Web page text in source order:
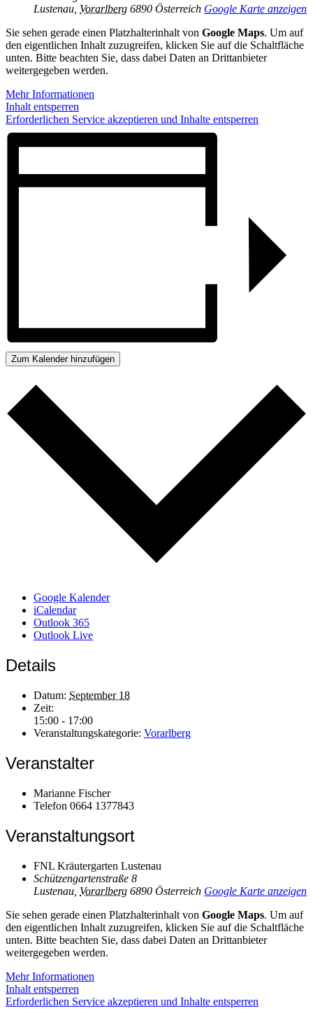
Lustenau Vorarlberg 6890 Österreich Google Karte anzeigen
Sie sehen gerade einen Platzhalterinhalt von Google Maps. Um auf
den eigentlichen Inhalt zuzugreifen, klicken Sie auf die Schaltfläche
unten. Bitte beachten Sie, dass dabei Daten an Drittanbieter
weitergegeben werden.
Mehr Informationen
Inhalt entsperren
Erforderlichen Service akzeptieren und Inhalte entsperren
Zum Kalender hinzufügen
Google Kalender
iCalendar
Outlook 365
Outlook Live
Details
Datum: September 18
Zeit:
15:00 - 17:00
Veranstaltungskategorie: Vorarlberg
Veranstalter
Marianne Fischer
Telefon 0664 1377843
Veranstaltungsort
FNL Kräutergarten Lustenau
Schützengartenstraße 8
Lustenau Vorarlberg 6890 Österreich Google Karte anzeigen
Sie sehen gerade einen Platzhalterinhalt von Google Maps. Um auf
den eigentlichen Inhalt zuzugreifen, klicken Sie auf die Schaltfläche
unten. Bitte beachten Sie, dass dabei Daten an Drittanbieter
weitergegeben werden.
Mehr Informationen
Inhalt entsperren
Erforderlichen Service akzeptieren und Inhalte entsperren